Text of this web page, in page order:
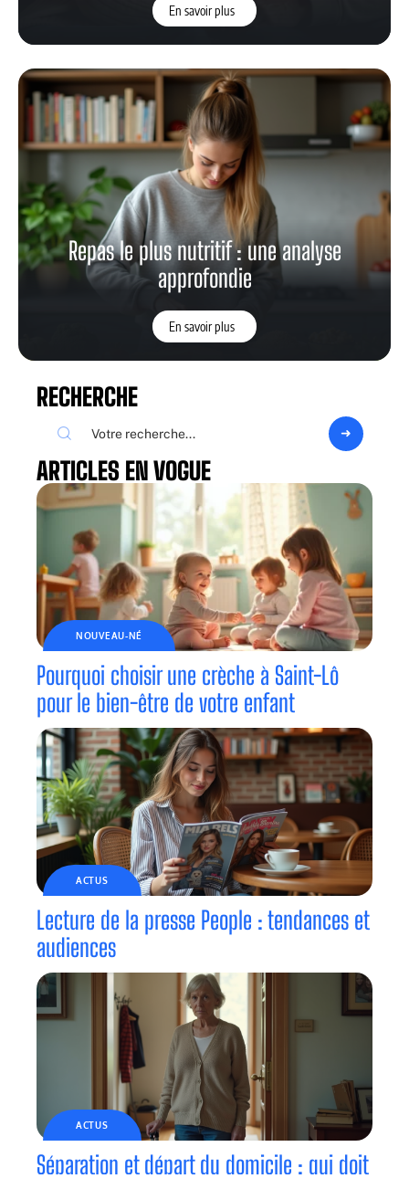
En savoir plus
Repas le plus nutritif : une analyse
approfondie
En savoir plus
RECHERCHE
ARTICLES EN VOGUE
NOUVEAU-NÉ
Pourquoi choisir une crèche à Saint-Lô
pour le bien-être de votre enfant
ACTUS
Lecture de la presse People : tendances et
audiences
ACTUS
Séparation et départ du domicile : qui doit